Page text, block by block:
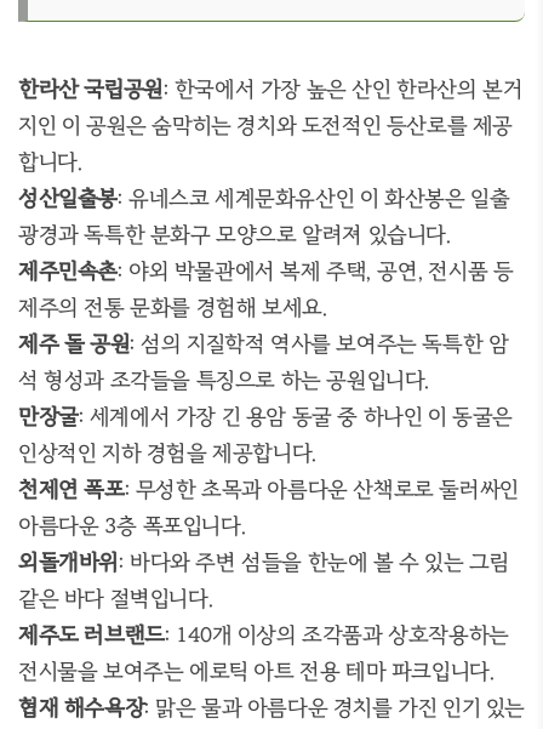
한라산 국립공원: 한국에서 가장 높은 산인 한라산의 본거
지인 이 공원은 숨막히는 경치와 도전적인 등산로를 제공
합니다.
성산일출봉: 유네스코 세계문화유산인 이 화산봉은 일출
광경과 독특한 분화구 모양으로 알려져 있습니다.
제주민속촌: 야외 박물관에서 복제 주택,공연, 전시품 등
제주의 전통 문화를 경험해 보세요.
제주 돌 공원:섬의 지질학적 역사를 보여주는 독특한 암
석 형성과 조각들을 특징으로 하는 공원입니다.
만장굴: 세계에서 가장 긴 용암 동굴 중 하나인 이 동굴은
인상적인 지하 경험을 제공합니다.
천제연 폭포: 무성한 초목과 아름다운 산책로로 둘러싸인
아름다운3층 폭포입니다.
외돌개바위 : 바다와 주변 섬들을 한눈에 볼 수 있는 그림
같은 바다 절벽입니다.
제주도 러브랜드: 140개 이상의 조각품과 상호작용하는
전시물을 보여주는 에로틱 아트 전용 테마 파크입니다.
협재 해수욕장: 맑은 물과 아름다운 경치를 가진 인기 있는